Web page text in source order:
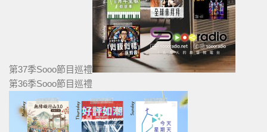
第37季Sooo節目巡禮
第36季Sooo節目巡禮